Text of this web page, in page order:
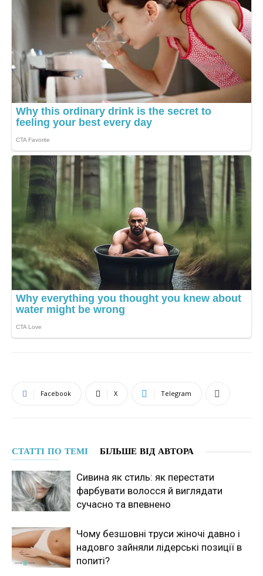
Facebook X Telegram
СТАТТІ ПО ТЕМІ БІЛЬШЕ ВІД АВТОРА
Сивина як стиль: як перестати
фарбувати волосся й виглядати
сучасно та впевнено
Чому безшовні труси жіночі давно і
надовго зайняли лідерські позиції в
попиті?